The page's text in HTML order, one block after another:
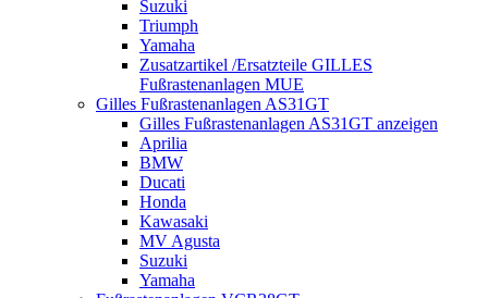
Suzuki
Triumph
Yamaha
Zusatzartikel /Ersatzteile GILLES
Fußrastenanlagen MUE
Gilles Fußrastenanlagen AS31GT
Gilles Fußrastenanlagen AS31GT anzeigen
Aprilia
BMW
Ducati
Honda
Kawasaki
MV Agusta
Suzuki
Yamaha